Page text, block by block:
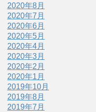
2020年8月
2020年7月
2020年6月
2020年5月
2020年4月
2020年3月
2020年2月
2020年1月
2019年10月
2019年8月
2019年7月